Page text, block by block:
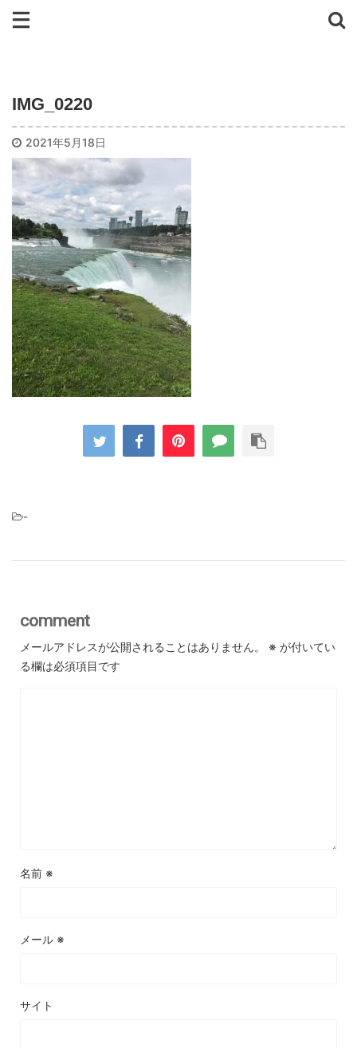
IMG_0220
2021年5月18日
-
comment
メールアドレスが公開されることはありません。 ※ が付いてい
る欄は必須項目です
名前 ※
メール ※
サイト